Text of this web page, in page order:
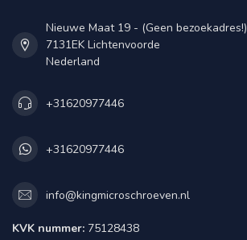
Nieuwe Maat 19 - (Geen bezoekadres!)
7131EK Lichtenvoorde
Nederland
+31620977446
+31620977446
info@kingmicroschroeven.nl
KVK nummer: 75128438